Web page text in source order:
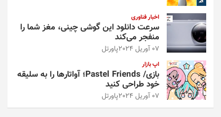
اخبار فناوری
سرعت دانلود این گوشی چینی، مغز شما را
منفجر می‌کند
07 آوریل 2024 پاورتل
اپ بازار
بازی/ Pastel Friends؛ آواتارها را به سلیقه
خود طراحی کنید
07 آوریل 2024 پاورتل